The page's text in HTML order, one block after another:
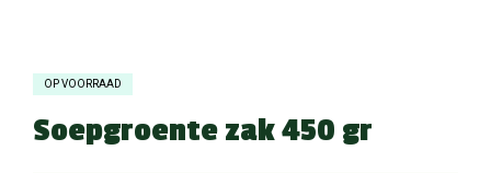
OP VOORRAAD
Soepgroente zak 450 gr